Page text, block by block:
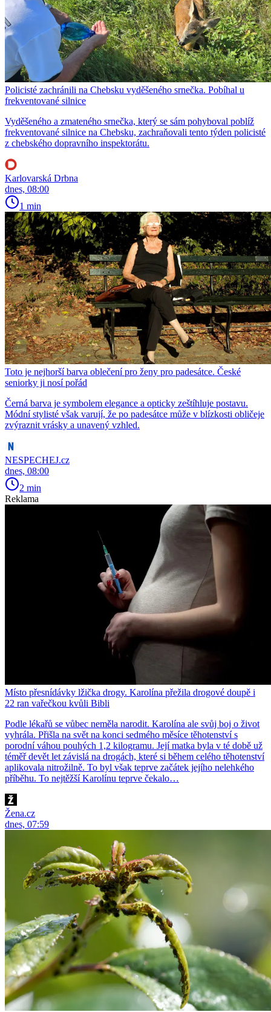
Policisté zachránili na Chebsku vyděšeného srnečka. Pobíhal u
frekventované silnice
Vyděšeného a zmateného srnečka, který se sám pohyboval poblíž
frekventované silnice na Chebsku, zachraňovali tento týden policisté
z chebského dopravního inspektorátu.
Karlovarská Drbna
dnes, 08:00
1 min
Toto je nejhorší barva oblečení pro ženy pro padesátce. České
seniorky ji nosí pořád
Černá barva je symbolem elegance a opticky zeštíhluje postavu.
Módní stylisté však varují, že po padesátce může v blízkosti obličeje
zvýraznit vrásky a unavený vzhled.
NESPECHEJ.cz
dnes, 08:00
2 min
Reklama
Místo přesnídávky lžička drogy. Karolína přežila drogové doupě i
22 ran vařečkou kvůli Bibli
Podle lékařů se vůbec neměla narodit. Karolína ale svůj boj o život
vyhrála. Přišla na svět na konci sedmého měsíce těhotenství s
porodní váhou pouhých 1,2 kilogramu. Její matka byla v té době už
téměř devět let závislá na drogách, které si během celého těhotenství
aplikovala nitrožilně. To byl však teprve začátek jejího nelehkého
příběhu. To nejtěžší Karolínu teprve čekalo…
Žena.cz
dnes, 07:59